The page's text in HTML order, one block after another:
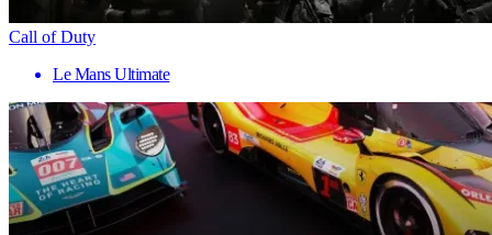
Call of Duty
Le Mans Ultimate